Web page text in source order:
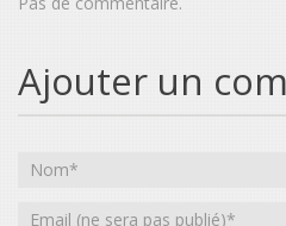
Ajouter un